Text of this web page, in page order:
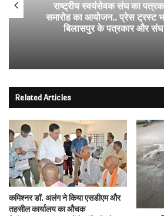
राष्ट्रीय स्वयंसेवक संघ का
समारोह का आयोजन.. प्रेस ट्रस्ट
बिलासपुर के पत्रकार और
Related Articles
कमिश्नर डॉ. अलंग ने किया एसडीएम और
तहसील कार्यालय का औचक